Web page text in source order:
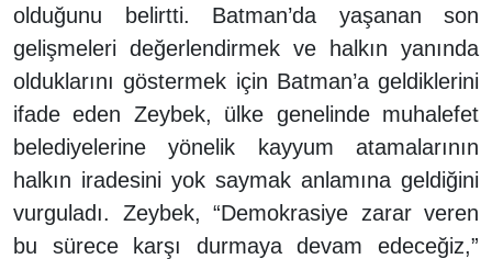
olduğunu belirtti. Batman’da yaşanan son
gelişmeleri değerlendirmek ve halkın yanında
olduklarını göstermek için Batman’a geldiklerini
ifade eden Zeybek, ülke genelinde muhalefet
belediyelerine yönelik kayyum atamalarının
halkın iradesini yok saymak anlamına geldiğini
vurguladı. Zeybek, “Demokrasiye zarar veren
bu sürece karşı durmaya devam edeceğiz,”